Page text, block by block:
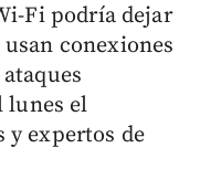
Fi podría dejar
conexiones
lunes el
y expertos de